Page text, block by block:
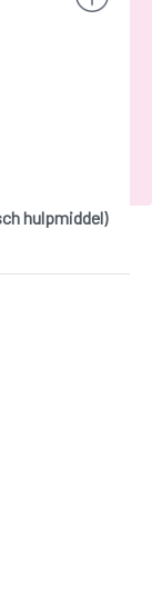
hulpmiddel)